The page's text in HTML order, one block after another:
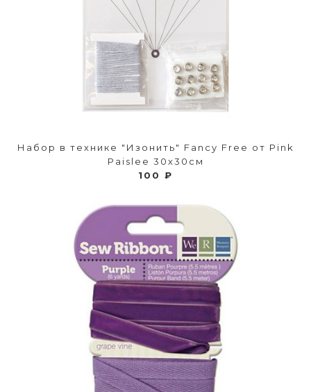
Набор в технике "Изонить" Fancy Free от Pink
Paislee 30х30см
100 ₽